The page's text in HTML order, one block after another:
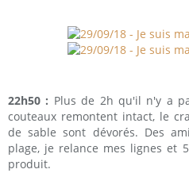
22h50 : Plus de 2h qu'il n'y a
couteaux remontent intact, le
de sable sont dévorés. Des
plage, je relance mes lignes et
produit.